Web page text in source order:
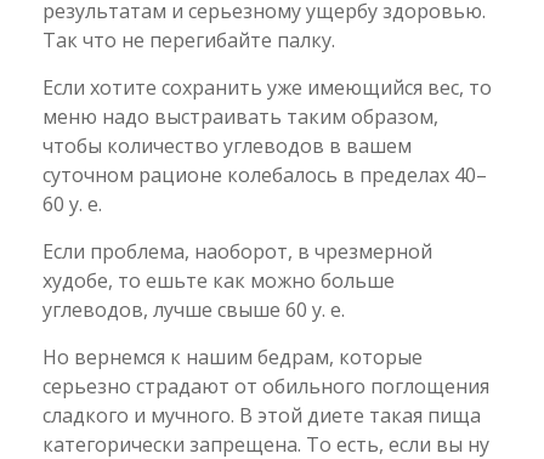
результатам и серьезному ущербу здоровью.
Так что не перегибайте палку.
Если хотите сохранить уже имеющийся вес, то
меню надо выстраивать таким образом,
чтобы количество углеводов в вашем
суточном рационе колебалось в пределах 40–
60 у. е.
Если проблема, наоборот, в чрезмерной
худобе, то ешьте как можно больше
углеводов, лучше свыше 60 у. е.
Но вернемся к нашим бедрам, которые
серьезно страдают от обильного поглощения
сладкого и мучного. В этой диете такая пища
категорически запрещена. То есть, если вы ну